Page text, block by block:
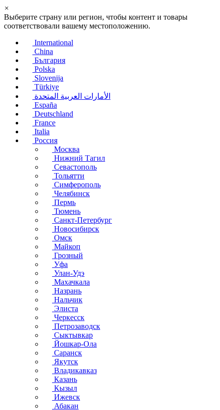
×
Выберите страну или регион, чтобы контент и товары
соответствовали вашему местоположению.
International
China
България
Polska
Slovenija
Türkiye
الأمارات العربية المتحدة
España
Deutschland
France
Italia
Россия
Москва
Нижний Тагил
Севастополь
Тольятти
Симферополь
Челябинск
Пермь
Тюмень
Санкт-Петербург
Новосибирск
Омск
Майкоп
Грозный
Уфа
Улан-Удэ
Махачкала
Назрань
Нальчик
Элиста
Черкесск
Петрозаводск
Сыктывкар
Йошкар-Ола
Саранск
Якутск
Владикавказ
Казань
Кызыл
Ижевск
Абакан